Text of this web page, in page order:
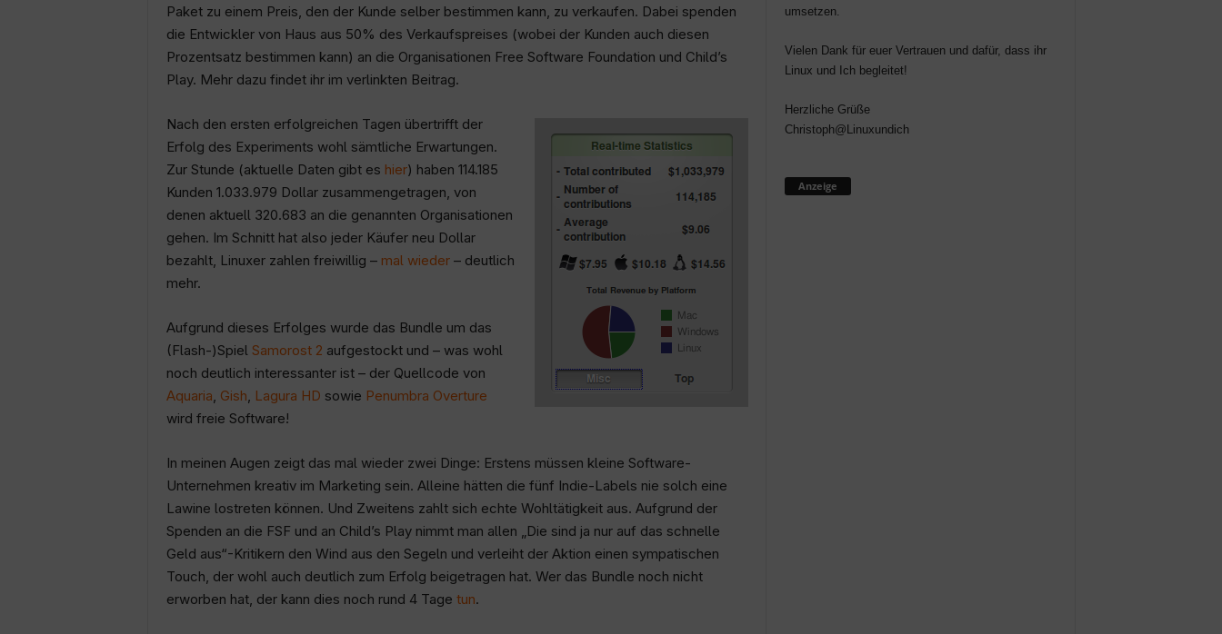
Paket zu einem Preis, den der Kunde selber bestimmen kann, zu verkaufen. Dabei spenden
die Entwickler von Haus aus 50% des Verkaufspreises (wobei der Kunden auch diesen
Prozentsatz bestimmen kann) an die Organisationen Free Software Foundation und Child’s
Play. Mehr dazu findet ihr im verlinkten Beitrag.
Nach den ersten erfolgreichen Tagen übertrifft der
Erfolg des Experiments wohl sämtliche Erwartungen.
Zur Stunde (aktuelle Daten gibt es hier) haben 114.185
Kunden 1.033.979 Dollar zusammengetragen, von
denen aktuell 320.683 an die genannten Organisationen
gehen. Im Schnitt hat also jeder Käufer neu Dollar
bezahlt, Linuxer zahlen freiwillig – mal wieder– deutlich
mehr.
Aufgrund dieses Erfolges wurde das Bundle um das
(Flash-)Spiel Samorost 2 aufgestockt und – was wohl
noch deutlich interessanter ist – der Quellcode von
Aquaria, Gish, Lagura HD sowie Penumbra Overture
wird freie Software!
In meinen Augen zeigt das mal wieder zwei Dinge: Erstens müssen kleine Software-
Unternehmen kreativ im Marketing sein. Alleine hätten die fünf Indie-Labels nie solch eine
Lawine lostreten können. Und Zweitens zahlt sich echte Wohltätigkeit aus. Aufgrund der
Spenden an die FSF und an Child’s Play nimmt man allen „Die sind ja nur auf das schnelle
Geld aus“-Kritikern den Wind aus den Segeln und verleiht der Aktion einen sympatischen
Touch, der wohl auch deutlich zum Erfolg beigetragen hat. Wer das Bundle noch nicht
erworben hat, der kann dies noch rund 4 Tage tun.
umsetzen.
Vielen Dank für euer Vertrauen und dafür, dass ihr
Linux und Ich begleitet!
Herzliche Grüße
Christoph@Linuxundich
Anzeige